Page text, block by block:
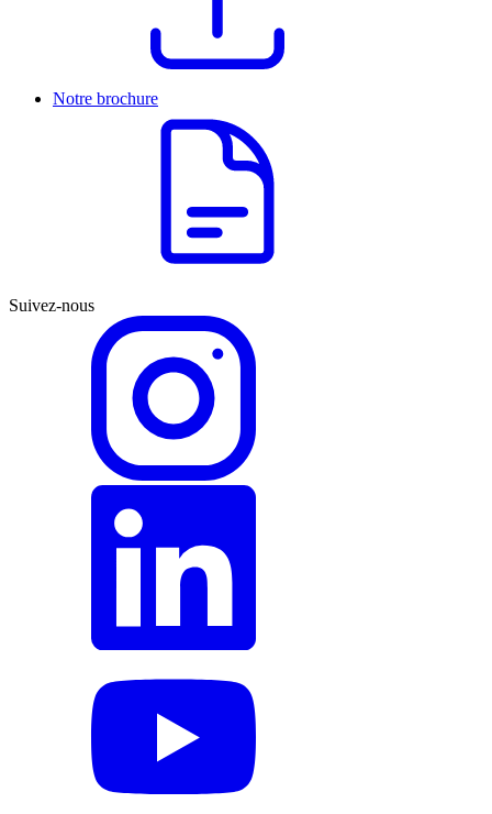
Notre brochure
Suivez-nous